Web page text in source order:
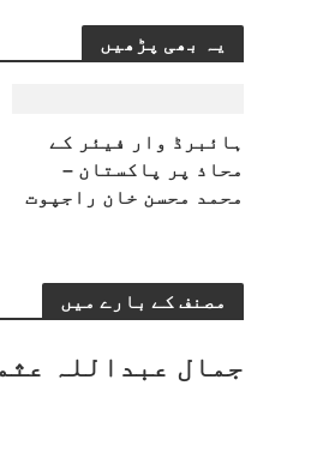
یہ بھی پڑھیں
ہائبرڈ وار فیئر کے
محاذ پر پاکستان –
محمد محسن خان راجپوت
مصنف کے بارے میں
جمال عبداللہ